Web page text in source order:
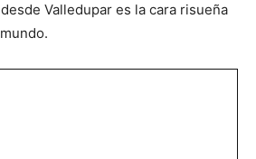
Valledupar es la cara risueña